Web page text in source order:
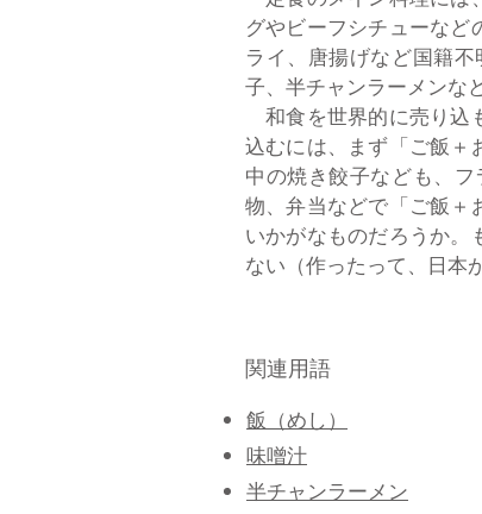
グやビーフシチューな
ライ、唐揚げなど国籍
子、半チャンラーメンな
和食を世界的に売り込
込むには、まず「ご飯
中の焼き餃子なども、
物、弁当などで「ご飯＋
いかがなものだろうか
ない（作ったって、日本
関連用語
飯（めし）
味噌汁
半チャンラーメン